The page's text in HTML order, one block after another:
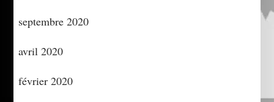
septembre 2020
avril 2020
février 2020